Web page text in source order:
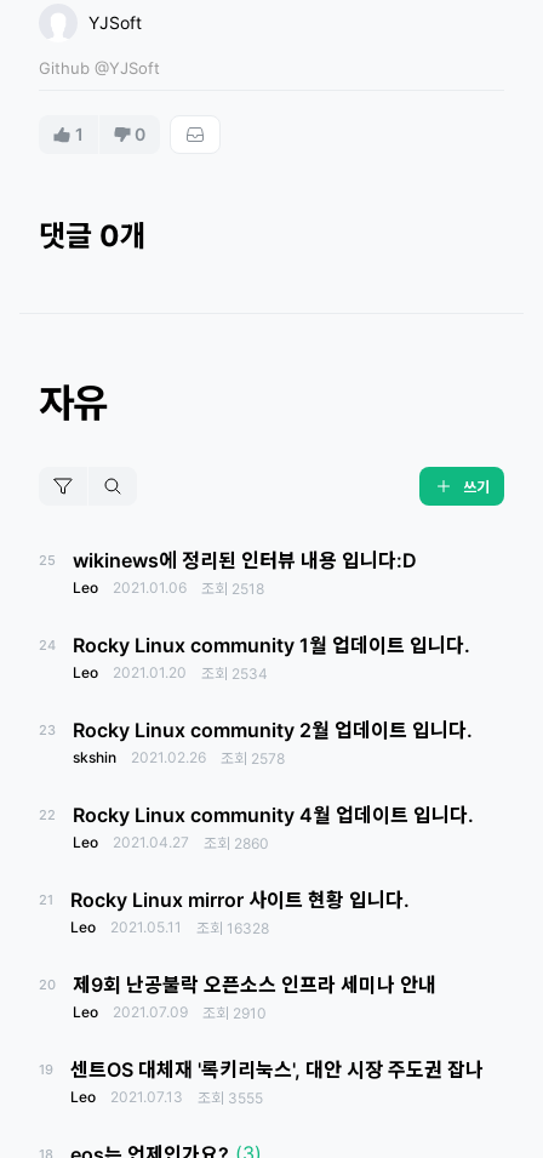
YJSoft
Github @YJSoft
1 0
댓글 0개
자유
쓰기
25 wikinews에 정리된 인터뷰 내용 입니다:D
Leo 2021.01.06 조회 2518
24 Rocky Linux community 1월 업데이트 입니다.
Leo 2021.01.20 조회 2534
23 Rocky Linux community 2월 업데이트 입니다.
skshin 2021.02.26 조회 2578
22 Rocky Linux community 4월 업데이트 입니다.
Leo 2021.04.27 조회 2860
21 Rocky Linux mirror 사이트 현황 입니다.
Leo 2021.05.11 조회 16328
20 제9회 난공불락 오픈소스 인프라 세미나 안내
Leo 2021.07.09 조회 2910
19 센트OS 대체재 '록키리눅스', 대안 시장 주도권 잡나
Leo 2021.07.13 조회 3555
18 (3)